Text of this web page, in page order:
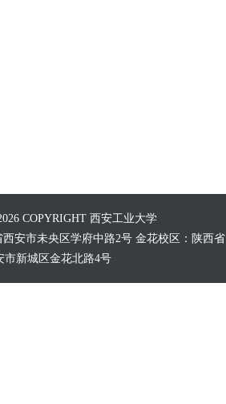
COPYRIGHT 西安工业大学
安市未央区学府中路2号 金花校区：陕西省
市新城区金花北路4号